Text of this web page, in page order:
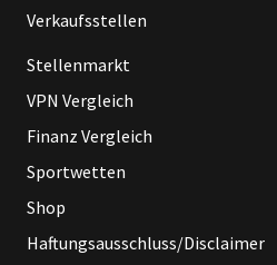
Verkaufsstellen
Stellenmarkt
VPN Vergleich
Finanz Vergleich
Sportwetten
Shop
Haftungsausschluss/Disclaimer